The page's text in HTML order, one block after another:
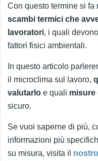
Con questo termine si
scambi termici che
lavoratori, i quali
fattori fisici ambientali.
In questo articolo
il microclima sul lavoro,
valutarlo e quali misure
sicuro.
Se vuoi saperne di più,
informazioni più
su misura, visita il